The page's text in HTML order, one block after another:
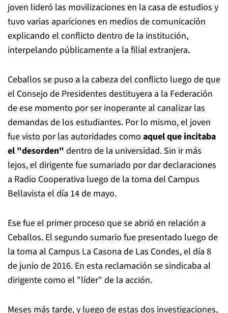
joven lideró las movilizaciones en la casa de estudios y
tuvo varias apariciones en medios de comunicación
explicando el conflicto dentro de la institución,
interpelando públicamente a la filial extranjera.
Ceballos se puso a la cabeza del conflicto luego de que
el Consejo de Presidentes destituyera a la Federación
de ese momento por ser inoperante al canalizar las
demandas de los estudiantes. Por lo mismo, el joven
fue visto por las autoridades como aquel que incitaba
el "desorden" dentro de la universidad. Sin ir más
lejos, el dirigente fue sumariado por dar declaraciones
a Radio Cooperativa luego de la toma del Campus
Bellavista el día 14 de mayo.
Ese fue el primer proceso que se abrió en relación a
Ceballos. El segundo sumario fue presentado luego de
la toma al Campus La Casona de Las Condes, el día 8
de junio de 2016. En esta reclamación se sindicaba al
dirigente como el "líder" de la acción.
Meses más tarde, y luego de estas dos investigaciones,